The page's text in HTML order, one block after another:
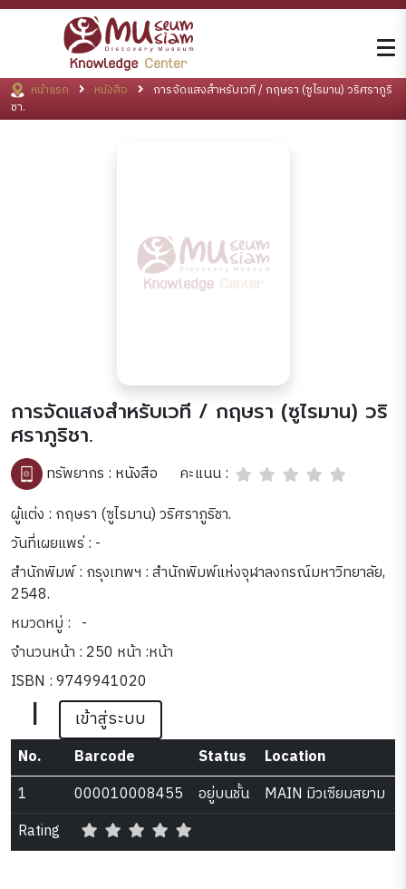
หน้าแรก หนังสือ
การจัดแสงสำหรับเวที / กฤษรา (ซูไรมาน) วริศราภูริ
ชา.
การจัดแสงสำหรับเวที / กฤษรา (ซูไรมาน) วริ
ศราภูริชา.
ทรัพยากร : หนังสือ
คะแนน :
ผู้แต่ง : กฤษรา (ซูไรมาน) วริศราภูริชา.
วันที่เผยแพร่ : -
สำนักพิมพ์ : กรุงเทพฯ : สำนักพิมพ์แห่งจุฬาลงกรณ์มหาวิทยาลัย,
2548.
หมวดหมู่ : -
จำนวนหน้า : 250 หน้า :หน้า
ISBN : 9749941020
| เข้าสู่ระบบ
No. Barcode Status
Location
1
000010008455 อยู่บนชั้น
MAIN มิวเซียมสยาม
Rating